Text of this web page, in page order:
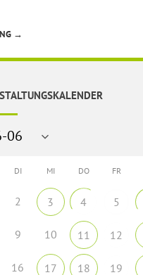
→
DI MI DO FR
2 3 4 5
9 10 11 12
16 17 18 19